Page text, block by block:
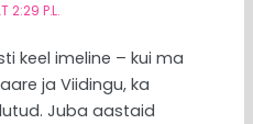
2:29 P.L.
keel imeline – kui ma
ja Viidingu, ka
Juba aastaid